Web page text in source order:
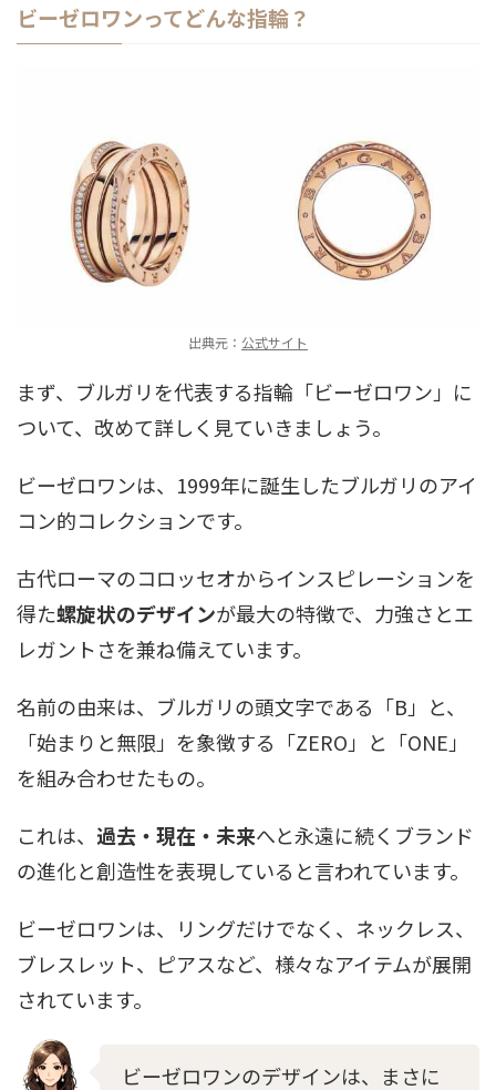
ビーゼロワンってどんな指輪？
出典元： 公式サイト
まず、ブルガリを代表する指輪「ビーゼロワン」に
ついて、改めて詳しく見ていきましょう。
ビーゼロワンは、1999年に誕生したブルガリのアイ
コン的コレクションです。
古代ローマのコロッセオからインスピレーションを
得た螺旋状のデザインが最大の特徴で、力強さとエ
レガントさを兼ね備えています。
名前の由来は、ブルガリの頭文字である「B」と、
「始まりと無限」を象徴する「ZERO」と「ONE」
を組み合わせたもの。
これは、 過去・現在・未来へと永遠に続くブランド
の進化と創造性を表現していると言われています。
ビーゼロワンは、リングだけでなく、ネックレス、
ブレスレット、ピアスなど、様々なアイテムが展開
されています。
ビーゼロワンのデザインは、まさに